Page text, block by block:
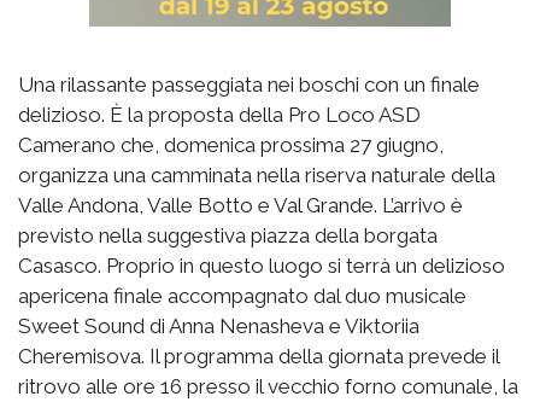
Una rilassante passeggiata nei boschi con un finale
delizioso. È la proposta della Pro Loco ASD
Camerano che, domenica prossima 27 giugno,
organizza una camminata nella riserva naturale della
Valle Andona, Valle Botto e Val Grande. L’arrivo è
previsto nella suggestiva piazza della borgata
Casasco. Proprio in questo luogo si terrà un delizioso
apericena finale accompagnato dal duo musicale
Sweet Sound di Anna Nenasheva e Viktoriia
Cheremisova. Il programma della giornata prevede il
ritrovo alle ore 16 presso il vecchio forno comunale, la